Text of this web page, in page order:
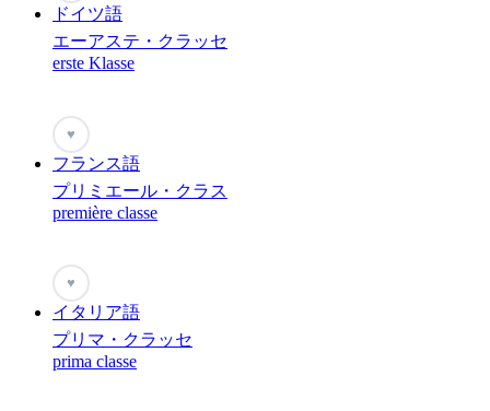
ドイツ語
エーアステ・クラッセ
erste Klasse
♥
フランス語
プリミエール・クラス
première classe
♥
イタリア語
プリマ・クラッセ
prima classe